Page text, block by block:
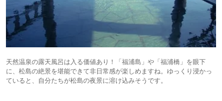
天然温泉の露天風呂は入る価値あり！「福浦島」や「福浦橋」を眼下
に、松島の絶景を堪能できて非日常感が楽しめますね。ゆっくり浸かっ
ていると、自分たちが松島の夜景に溶け込みそうです。